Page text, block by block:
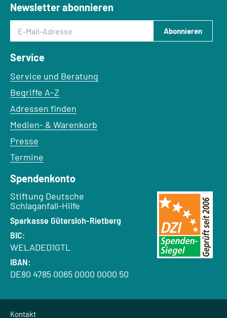
Newsletter abonnieren
Abonnieren
Service
Service und Beratung
Begriffe A–Z
Adressen finden
Medien- & Warenkorb
Presse
Termine
Spendenkonto
Empfänger:
Stiftung Deutsche
Schlaganfall-Hilfe
Bank:
Sparkasse Gütersloh-Rietberg
BIC:
WELADED1GTL
IBAN:
DE80 4785 0065 0000 0000 50
Kontakt